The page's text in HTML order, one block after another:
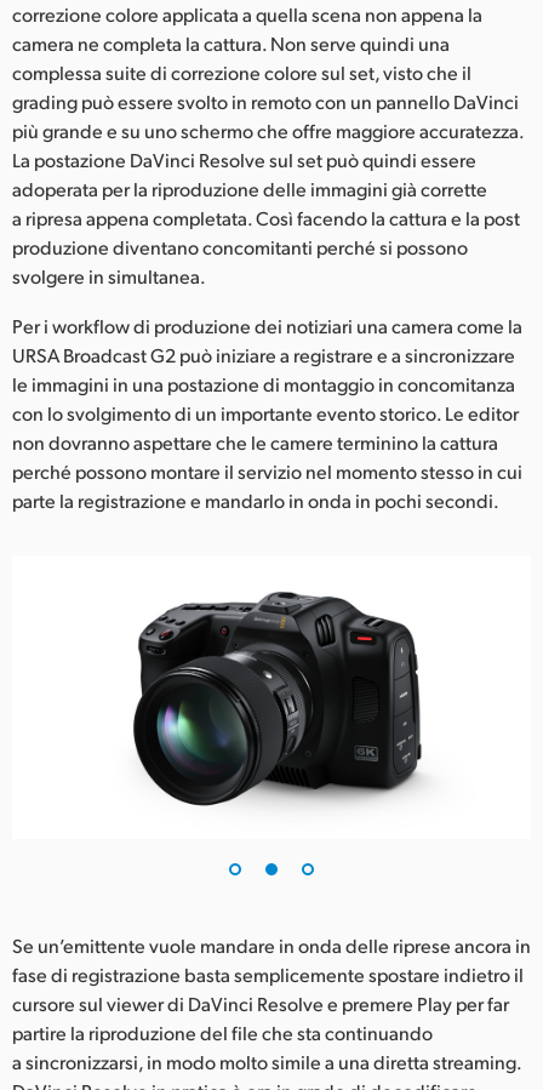
correzione colore applicata a quella scena non appena la
camera ne completa la cattura. Non serve quindi una
complessa suite di correzione colore sul set, visto che il
grading può essere svolto in remoto con un pannello DaVinci
più grande e su uno schermo che offre maggiore accuratezza.
La postazione DaVinci Resolve sul set può quindi essere
adoperata per la riproduzione delle immagini già corrette
a ripresa appena completata. Così facendo la cattura e la post
produzione diventano concomitanti perché si possono
svolgere in simultanea.
Per i workflow di produzione dei notiziari una camera come la
URSA Broadcast G2 può iniziare a registrare e a sincronizzare
le immagini in una postazione di montaggio in concomitanza
con lo svolgimento di un importante evento storico. Le editor
non dovranno aspettare che le camere terminino la cattura
perché possono montare il servizio nel momento stesso in cui
parte la registrazione e mandarlo in onda in pochi secondi.
Se un’emittente vuole mandare in onda delle riprese ancora in
fase di registrazione basta semplicemente spostare indietro il
cursore sul viewer di DaVinci Resolve e premere Play per far
partire la riproduzione del file che sta continuando
a sincronizzarsi, in modo molto simile a una diretta streaming.